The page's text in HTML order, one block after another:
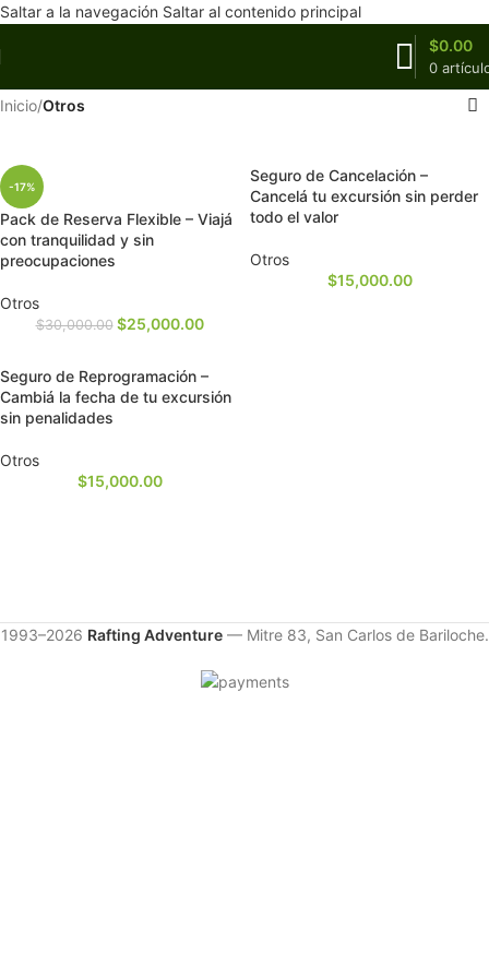
Saltar a la navegación Saltar al contenido principal
0
$0.00
Inicio/Otros
-17%
Pack de Reserva Flexible – Viajá
con tranquilidad y sin
preocupaciones
Otros
$30,000.00 $25,000.00
Seguro de Cancelación –
Cancelá tu excursión sin perder
todo el valor
Otros
$15,000.00
Seguro de Reprogramación –
Cambiá la fecha de tu excursión
sin penalidades
Otros
$15,000.00
1993–2026 Rafting Adventure— Mitre 83, San Carlos de Bariloche.